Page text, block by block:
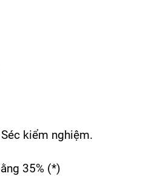
kiểm nghiệm.
35% (*)